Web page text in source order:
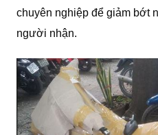
chuyên nghiệp để giảm bớt
người nhận.